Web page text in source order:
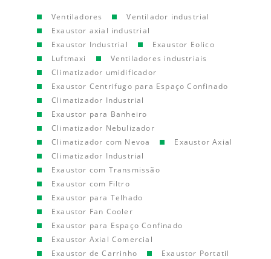
Ventiladores
Ventilador industrial
Exaustor axial industrial
Exaustor Industrial
Exaustor Eolico
Luftmaxi
Ventiladores industriais
Climatizador umidificador
Exaustor Centrifugo para Espaço Confinado
Climatizador Industrial
Exaustor para Banheiro
Climatizador Nebulizador
Climatizador com Nevoa
Exaustor Axial
Climatizador Industrial
Exaustor com Transmissão
Exaustor com Filtro
Exaustor para Telhado
Exaustor Fan Cooler
Exaustor para Espaço Confinado
Exaustor Axial Comercial
Exaustor de Carrinho
Exaustor Portatil